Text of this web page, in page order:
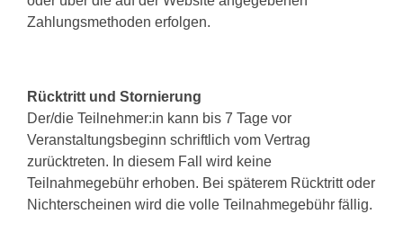
Zahlungsmethoden erfolgen.
Rücktritt und Stornierung
Der/die Teilnehmer:in kann bis 7 Tage vor
Veranstaltungsbeginn schriftlich vom Vertrag
zurücktreten. In diesem Fall wird keine
Teilnahmegebühr erhoben. Bei späterem Rücktritt oder
Nichterscheinen wird die volle Teilnahmegebühr fällig.